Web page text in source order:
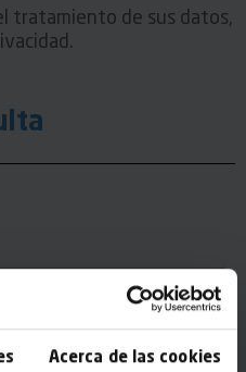
Acerca de las cookies
tratamiento de sus datos,